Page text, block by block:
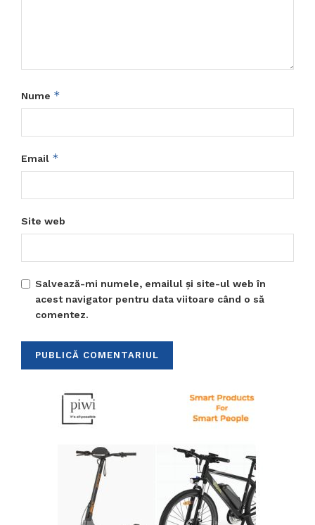
Nume *
Email *
Site web
Salvează-mi numele, emailul și site-ul web în
acest navigator pentru data viitoare când o să
comentez.